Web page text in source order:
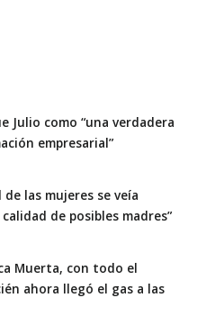
Julio como “una verdadera
empresarial”
las mujeres se veía
de posibles madres”
Muerta, con todo el
ahora llegó el gas a las